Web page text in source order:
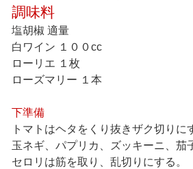
調味料
塩胡椒 適量
白ワイン １００cc
ローリエ １枚
ローズマリー １本
下準備
トマトはヘタをくり抜きザク切りに
玉ネギ、パプリカ、ズッキーニ、茄
セロリは筋を取り、乱切りにする。